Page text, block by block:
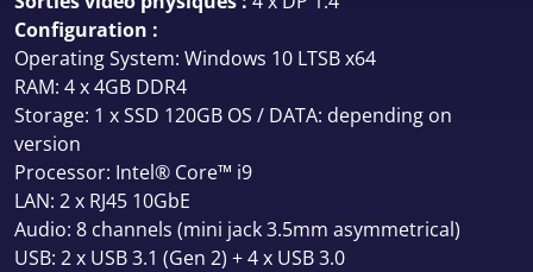
Configuration :
Operating System: Windows 10 LTSB x64
RAM: 4 x 4GB DDR4
Storage: 1 x SSD 120GB OS / DATA: depending on
version
Processor: Intel® Core™ i9
LAN: 2 x RJ45 10GbE
Audio: 8 channels (mini jack 3.5mm asymmetrical)
USB: 2 x USB 3.1 (Gen 2) + 4 x USB 3.0